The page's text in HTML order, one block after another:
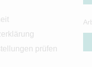
prüfen